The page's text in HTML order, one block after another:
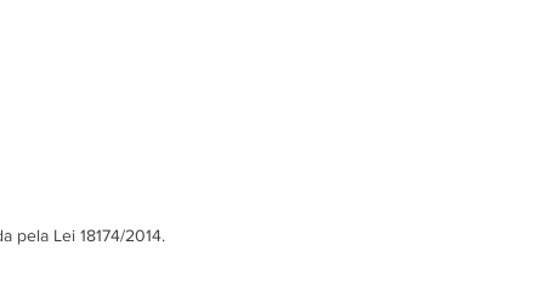
pela Lei 18174/2014.